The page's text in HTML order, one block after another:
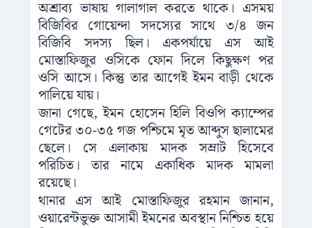
অশ্রাব্য ভাষায় গালাগাল করতে থাকে। এসময়
বিজিবির গোয়েন্দা সদস্যের সাথে ৩/৪ জন
বিজিবি সদস্য ছিল। একপর্যায়ে এস আই
মোস্তাফিজুর ওসিকে ফোন দিলে কিছুক্ষণ পর
ওসি আসে। কিন্তু তার আগেই ইমন বাড়ী থেকে
পালিয়ে যায়।
জানা গেছে, ইমন হোসেন হিলি বিওপি ক্যাম্পের
গেটের ৩০-৩৫ গজ পশ্চিমে মৃত আব্দুস ছালামের
ছেলে। সে এলাকায় মাদক সম্রাট হিসেবে
পরিচিত। তার নামে একাধিক মাদক মামলা
রয়েছে।
থানার এস আই মোস্তাফিজুর রহমান জানান,
ওয়ারেন্টভুক্ত আসামী ইমনের অবস্থান নিশ্চিত হয়ে